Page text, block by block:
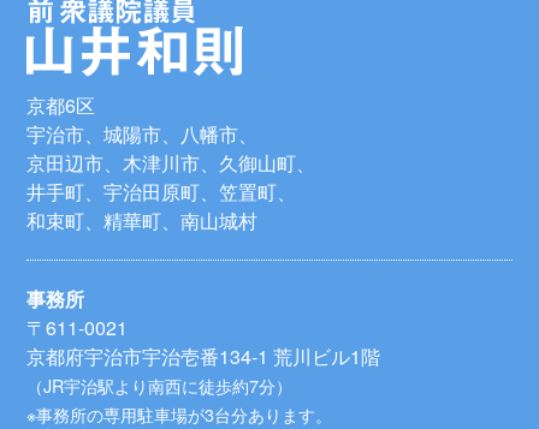
京都6区
宇治市、城陽市、八幡市、
京田辺市、木津川市、久御山町、
井手町、宇治田原町、笠置町、
和束町、精華町、南山城村
事務所
〒611-0021
京都府宇治市宇治壱番134-1 荒川ビル1階
（JR宇治駅より南西に徒歩約7分）
※事務所の専用駐車場が3台分あります。